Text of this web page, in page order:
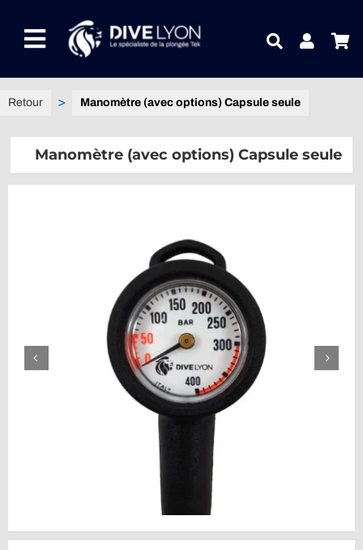
contenuToggle
Navigation
NOTRE UNIVERS PRODUITS
CONTACTEZ-NOUS
Manomètre (avec options) Capsule seule
Manomètre (avec options) Capsule seule